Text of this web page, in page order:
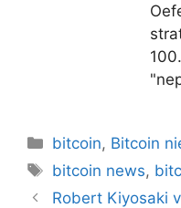
Categorieën
bitcoin, Bitcoin
Tags
bitcoin news,
Berichtnavigatie
Robert Kiyosaki